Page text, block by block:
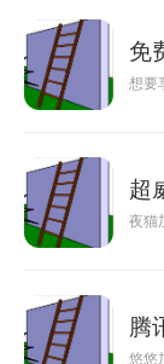
免
想要
超
夜猫
腾
悠悠